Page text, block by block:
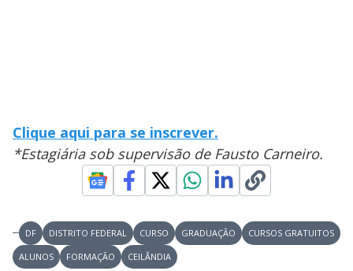
Clique aqui para se inscrever.
*Estagiária sob supervisão de Fausto Carneiro.
DF DISTRITO FEDERAL CURSO GRADUAÇÃO
CURSOS GRATUITOS
ALUNOS
FORMAÇÃO CEILÂNDIA